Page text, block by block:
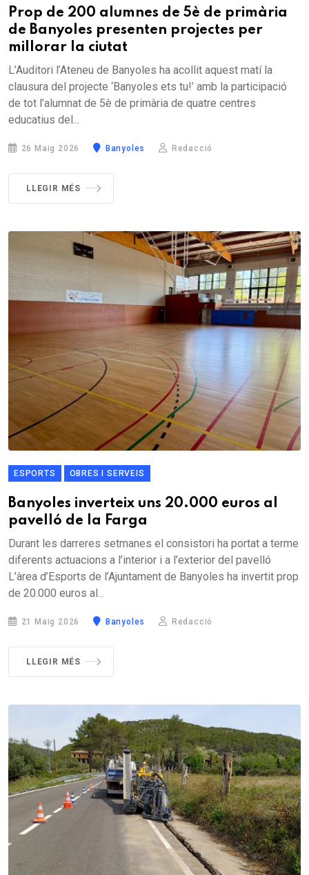
Prop de 200 alumnes de 5è de primària
de Banyoles presenten projectes per
millorar la ciutat
L’Auditori l’Ateneu de Banyoles ha acollit aquest matí la
clausura del projecte ‘Banyoles ets tu!’ amb la participació
de tot l’alumnat de 5è de primària de quatre centres
educatius del...
26 Maig 2026 Banyoles Redacció
LLEGIR MÉS
ESPORTS OBRES I SERVEIS
Banyoles inverteix uns 20.000 euros al
pavelló de la Farga
Durant les darreres setmanes el consistori ha portat a terme
diferents actuacions a l’interior i a l’exterior del pavelló
L’àrea d’Esports de l’Ajuntament de Banyoles ha invertit prop
de 20.000 euros al...
21 Maig 2026 Banyoles Redacció
LLEGIR MÉS